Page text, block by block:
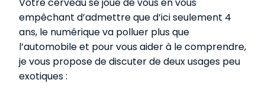
empêchant d’admettre que d’ici seulement 4
ans, le numérique va polluer plus que
l’automobile et pour vous aider à le comprendre,
je vous propose de discuter de deux usages peu
exotiques :